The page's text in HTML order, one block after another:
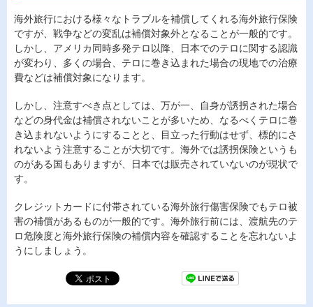
海外旅行における様々なトラブルを補償してくれる海外旅行保険
ですが、戦争などの変乱は補償対象外となることが一般的です。
しかし、アメリカ同時多発テロ以降、日本でのテロに関する認識
が変わり、多くの場合、テロに巻き込まれた場合の現地での治療
費などは補償対象になります。
しかし、注意すべき点としては、万が一、自身が誘拐された場合
などの身代金は補償されないことが多いため、なるべくテロに巻
き込まれないようにすることと、目立った行動はせず、標的にさ
れないよう注意することが大切です。海外では誘拐保険というも
のがある国もありますが、日本では販売されていないのが現状で
す。
クレジットカードに付帯されている海外旅行傷害保険でもテロ被
害の補償があるものが一般的です。海外旅行前には、渡航先のテ
ロ危険度と海外旅行保険の補償内容を確認することを忘れないよ
うにしましょう。